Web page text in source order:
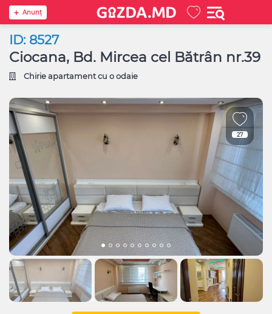
Anunţ
ID: 8527
Ciocana, Bd. Mircea cel Bătrân nr.39
Chirie apartament cu o odaie
27